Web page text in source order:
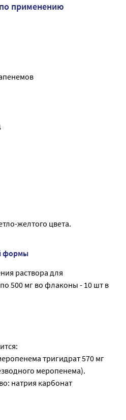
применению
желтого цвета.
формы
раствора для
500 мг во флаконы - 10 шт в
тригидрат 570 мг
меропенема).
натрия карбонат